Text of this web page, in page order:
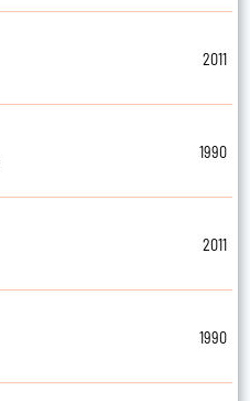
2011
1990
2011
1990